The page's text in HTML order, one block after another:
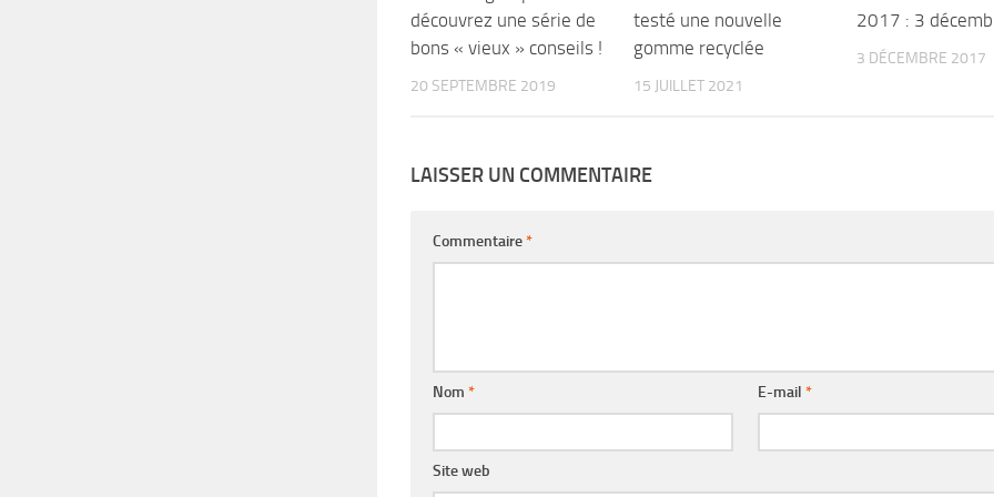
découvrez une série de
bons « vieux » conseils !
20 SEPTEMBRE 2019
testé une nouvelle
gomme recyclée
15 JUILLET 2021
2017 : 3
3 DÉCEMBRE 2017
LAISSER UN COMMENTAIRE
Commentaire*
Nom * E-mail*
Site web